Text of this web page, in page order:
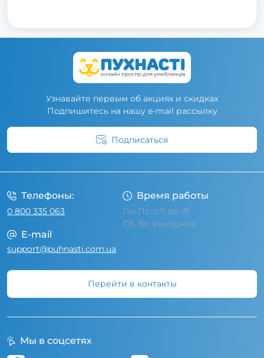
Узнавайте первым об акциях и скидках
Подпишитесь на нашу e-mail рассылку
Подписаться
Телефоны:
0 800 335 063
Время работы
Пн-Пт: с 9 до 19
Сб, Вс: выходные
E-mail
support@puhnasti.com.ua
Перейти в контакты
Мы в соцсетях